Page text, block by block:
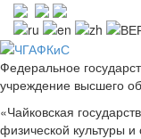
Федеральное
учреждение высшего
«Чайковская
физической культуры и